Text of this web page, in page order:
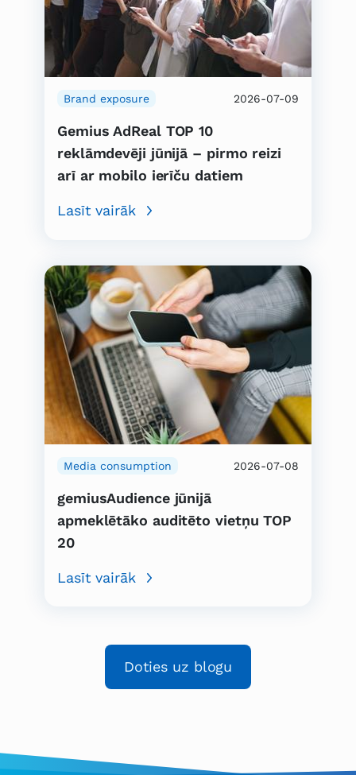
Brand exposure 2026-07-09
Gemius AdReal TOP 10
reklāmdevēji jūnijā – pirmo reizi
arī ar mobilo ierīču datiem
Lasīt vairāk
Media consumption 2026-07-08
gemiusAudience jūnijā
apmeklētāko auditēto vietņu TOP
20
Lasīt vairāk
Doties uz blogu